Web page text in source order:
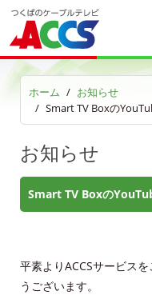
ホーム
お知らせ
Smart TV Boxの
お知らせ
Smart TV Boxの
平素よりACCSサービス
うございます。
マイページ
各種手続き
申込・資料請求
お問合せ
沿革